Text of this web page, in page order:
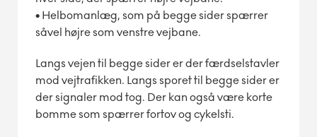
• Helbomanlæg, som på begge sider spærrer
såvel højre som venstre vejbane.
Langs vejen til begge sider er der færdselstavler
mod vejtrafikken. Langs sporet til begge sider er
der signaler mod tog. Der kan også være korte
bomme som spærrer fortov og cykelsti.